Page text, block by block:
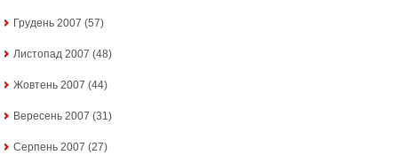
Грудень 2007 (57)
Листопад 2007 (48)
Жовтень 2007 (44)
Вересень 2007 (31)
Серпень 2007 (27)